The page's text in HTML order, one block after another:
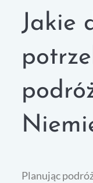
Jakie
Planując